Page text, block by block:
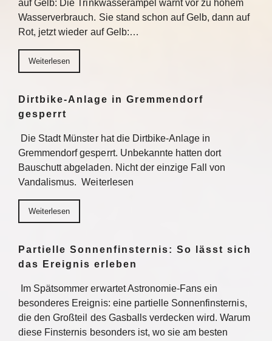
auf Gelb: Die Trinkwasserampel warnt vor zu hohem
Wasserverbrauch. Sie stand schon auf Gelb, dann auf
Rot, jetzt wieder auf Gelb:…
Weiterlesen
Dirtbike-Anlage in Gremmendorf
gesperrt
Die Stadt Münster hat die Dirtbike-Anlage in
Gremmendorf gesperrt. Unbekannte hatten dort
Bauschutt abgeladen. Nicht der einzige Fall von
Vandalismus. Weiterlesen
Weiterlesen
Partielle Sonnenfinsternis: So lässt sich
das Ereignis erleben
Im Spätsommer erwartet Astronomie-Fans ein
besonderes Ereignis: eine partielle Sonnenfinsternis,
die den Großteil des Gasballs verdecken wird. Warum
diese Finsternis besonders ist, wo sie am besten